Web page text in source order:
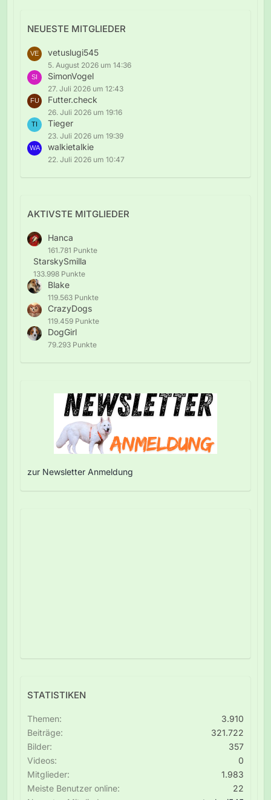
NEUESTE MITGLIEDER
vetuslugi545
5. August 2026 um 14:36
SimonVogel
27. Juli 2026 um 12:43
Futter.check
26. Juli 2026 um 19:16
Tieger
23. Juli 2026 um 19:39
walkietalkie
22. Juli 2026 um 10:47
AKTIVSTE MITGLIEDER
Hanca
161.781 Punkte
StarskySmilla
133.998 Punkte
Blake
119.563 Punkte
CrazyDogs
119.459 Punkte
DogGirl
79.293 Punkte
zur Newsletter Anmeldung
STATISTIKEN
Themen
3.910
Beiträge
321.722
Bilder
357
Videos
0
Mitglieder
1.983
Meiste Benutzer online
22